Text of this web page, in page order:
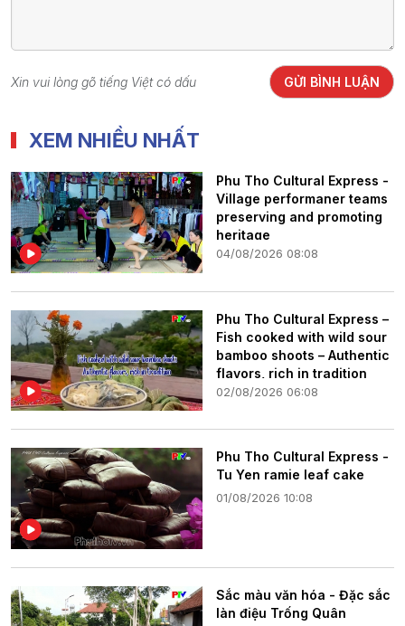
Xin vui lòng gõ tiếng Việt có dấu GỬI BÌNH LUẬN
XEM NHIỀU NHẤT
Phu Tho Cultural Express -
Village performaner teams
preserving and promoting
heritage
04/08/2026 08:08
Phu Tho Cultural Express –
Fish cooked with wild sour
bamboo shoots – Authentic
flavors, rich in tradition
02/08/2026 06:08
Phu Tho Cultural Express -
Tu Yen ramie leaf cake
01/08/2026 10:08
Sắc màu văn hóa - Đặc sắc
làn điệu Trống Quân